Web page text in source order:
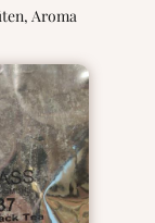
Aroma